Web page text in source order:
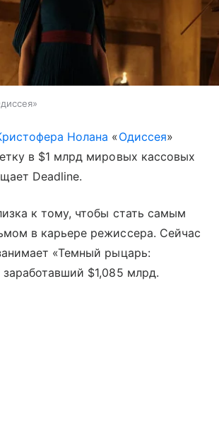
Нолана «Одиссея»
в $1 млрд мировых кассовых
Deadline.
к тому, чтобы стать самым
в карьере режиссера. Сейчас
«Темный рыцарь:
$1,085 млрд.